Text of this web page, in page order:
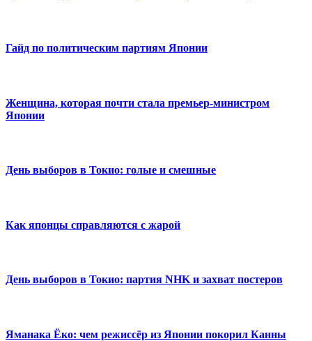
Гайд по политическим партиям Японии
Женщина, которая почти стала премьер-министром
Японии
День выборов в Токио: голые и смешные
Как японцы справляются с жарой
День выборов в Токио: партия NHK и захват постеров
Яманака Ёко: чем режиссёр из Японии покорил Канны